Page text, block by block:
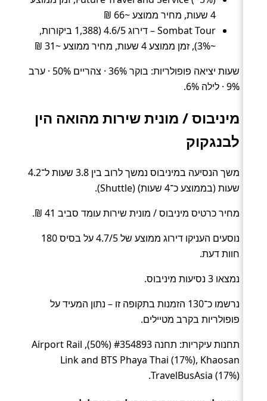
4 שעות, מחיר ממוצע ~66 ₪
Sombat Tour – דירוג 4.6/5 (1,388 ביקורות,
~3%), זמן ממוצע 4 שעות, מחיר ממוצע ~31 ₪
שעות יציאה פופולריות: בוקר 36% · צהריים 50% · ערב
9% · לילה 6%.
מיניבוס / מונית שירות מהואה הין
לבנגקוק
משך הנסיעה במיניבוס נמשך לרוב בין 3.8 שעות ל־4.2
שעות (בממוצע כ־4 שעות) (Shuttle).
מחיר כרטיס מיניבוס / מונית שירות עומד סביב 41 ₪.
נוסעים העניקו דירוג ממוצע של 4.7/5 על בסיס 180
חוות דעת.
נמצאו 3 נסיעות מיניבוס.
נרשמו כ־130 הזמנות בתקופה זו – נתון המעיד על
פופולריות בקרב מטיילים.
תחנות עיקריות: תחנה #354893 (50%), Airport Rail
Link and BTS Phaya Thai (17%), Khaosan
TravelBusAsia (17%).